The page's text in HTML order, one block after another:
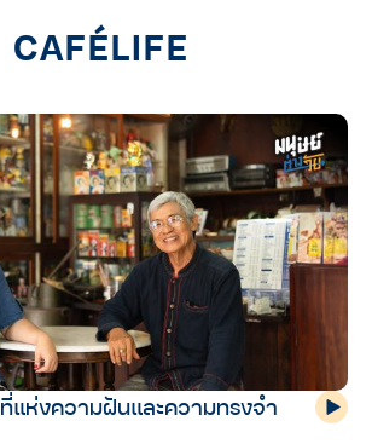
CAFÉLIFE
แห่งความฝันและความทรงจำ